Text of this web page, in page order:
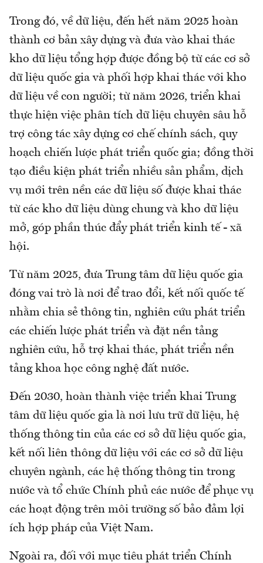
Trong đó, về dữ liệu, đến hết năm 2025 hoàn
thành cơ bản xây dựng và đưa vào khai thác
kho dữ liệu tổng hợp được đồng bộ từ các cơ sở
dữ liệu quốc gia và phối hợp khai thác với kho
dữ liệu về con người; từ năm 2026, triển khai
thực hiện việc phân tích dữ liệu chuyên sâu hỗ
trợ công tác xây dựng cơ chế chính sách, quy
hoạch chiến lược phát triển quốc gia; đồng thời
tạo điều kiện phát triển nhiều sản phẩm, dịch
vụ mới trên nền các dữ liệu số được khai thác
từ các kho dữ liệu dùng chung và kho dữ liệu
mở, góp phần thúc đẩy phát triển kinh tế - xã
hội.
Từ năm 2025, đưa Trung tâm dữ liệu quốc gia
đóng vai trò là nơi để trao đổi, kết nối quốc tế
nhằm chia sẻ thông tin, nghiên cứu phát triển
các chiến lược phát triển và đặt nền tảng
nghiên cứu, hỗ trợ khai thác, phát triển nền
tảng khoa học công nghệ đất nước.
Đến 2030, hoàn thành việc triển khai Trung
tâm dữ liệu quốc gia là nơi lưu trữ dữ liệu, hệ
thống thông tin của các cơ sở dữ liệu quốc gia,
kết nối liên thông dữ liệu với các cơ sở dữ liệu
chuyên ngành, các hệ thống thông tin trong
nước và tổ chức Chính phủ các nước để phục vụ
các hoạt động trên môi trường số bảo đảm lợi
ích hợp pháp của Việt Nam.
Ngoài ra, đối với mục tiêu phát triển Chính